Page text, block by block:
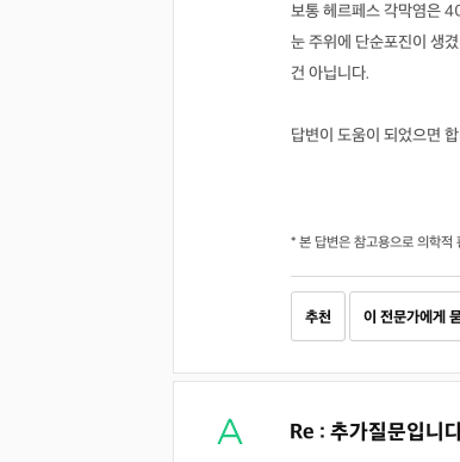
보통 헤르페스 각막염은
눈 주위에 단순포진이 생
건 아닙니다.
답변이 도움이 되었으면
* 본 답변은 참고용으로 의학적
추천 이 전문가에게
Re : 추가질문입니